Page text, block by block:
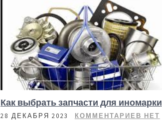
Как выбрать запчасти для иномарки
28 ДЕКАБРЯ 2023 КОММЕНТАРИЕВ НЕТ